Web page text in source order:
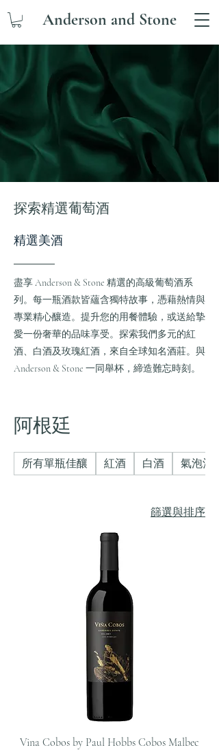
Anderson and Stone
探索精選葡萄酒
精選美酒
盡享 Anderson & Stone 精選的高級葡萄酒系
列。每一瓶酒款皆蘊含獨特故事，憑藉熱情與
專業精心釀造。提升您的用餐體驗，或送給摯
愛一份奢華的品味享受。探索我們多元的紅
酒、白酒及玫瑰紅酒，來自全球知名酒莊。與
Anderson & Stone 一同舉杯，締造難忘時刻。
阿根廷
所有單瓶佳釀 紅酒 白酒 氣泡酒
篩選與排序
Vina Cobos by Paul Hobbs Cobos Malbec